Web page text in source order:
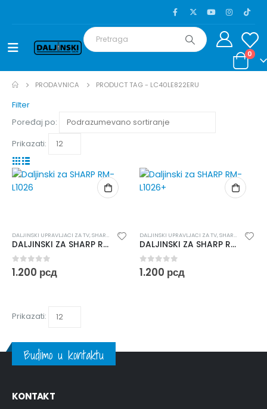
0
PRODAVNICA PRODUCT TAG - LC40LE822ERU
Filter
Poređaj po:
Prikazati:
DALJINSKI UPRAVLJACI ZA TV,SHARP TIPSKI DALJINSKI
DALJINSKI ZA SHARP RM-L1026
0 out of 5
1.200 рсд
DALJINSKI UPRAVLJACI ZA TV,SHARP TIPSKI
DALJINSKI ZA SHARP RM-L1026+
0 out of 5
1.200 рсд
Prikazati:
Budimo u kontaktu
KONTAKT